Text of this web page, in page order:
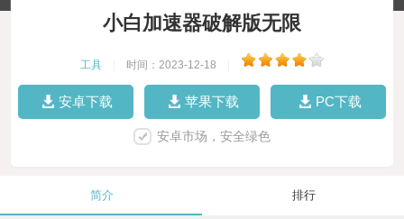
小白加速器破解版无限
工具 时间：2023-12-18
安卓下载 苹果下载 PC下载
安卓市场，安全绿色
简介 排行